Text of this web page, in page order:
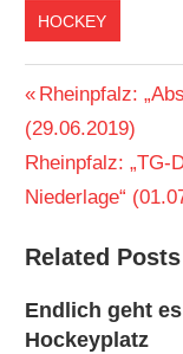
HOCKEY
Vorheriger
Beitrag:
Rheinpfalz:
(29.06.2019)
Nächster
Beitrag:
Rheinpfalz: „TG-
Niederlage“
Related Posts
Endlich geht
Hockeyplatz